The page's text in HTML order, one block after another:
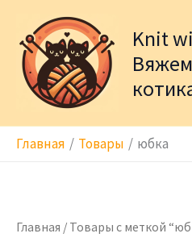
содержимому
Knit
Главная Товары юбка
Главная / Товары с меткой